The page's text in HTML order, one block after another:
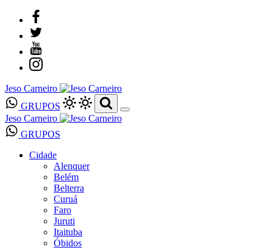
Jeso Carneiro
GRUPOS
Jeso Carneiro
GRUPOS
Cidade
Alenquer
Belém
Belterra
Curuá
Faro
Juruti
Itaituba
Óbidos